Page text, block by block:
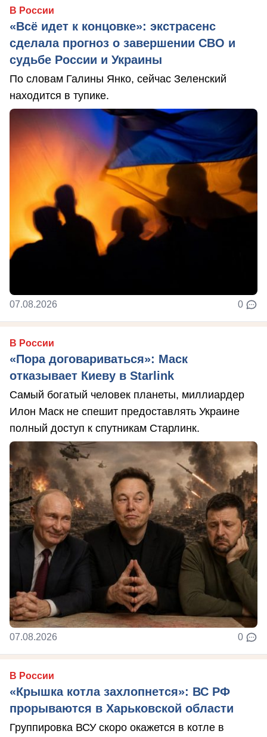
В России
«Всё идет к концовке»: экстрасенс
сделала прогноз о завершении СВО и
судьбе России и Украины
По словам Галины Янко, сейчас Зеленский
находится в тупике.
07.08.2026 0
В России
«Пора договариваться»: Маск
отказывает Киеву в Starlink
Самый богатый человек планеты, миллиардер
Илон Маск не спешит предоставлять Украине
полный доступ к спутникам Старлинк.
07.08.2026 0
В России
«Крышка котла захлопнется»: ВС РФ
прорываются в Харьковской области
Группировка ВСУ скоро окажется в котле в